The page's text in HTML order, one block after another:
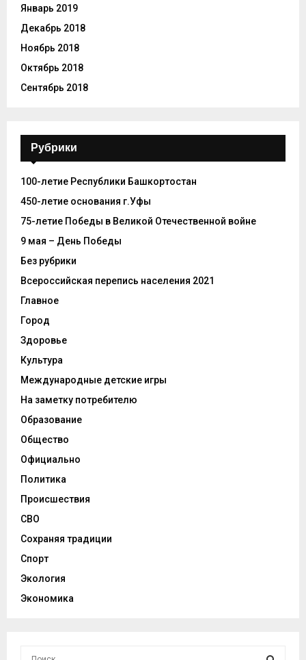
Январь 2019
Декабрь 2018
Ноябрь 2018
Октябрь 2018
Сентябрь 2018
Рубрики
100-летие Республики Башкортостан
450-летие основания г.Уфы
75-летие Победы в Великой Отечественной войне
9 мая – День Победы
Без рубрики
Всероссийская перепись населения 2021
Главное
Город
Здоровье
Культура
Международные детские игры
На заметку потребителю
Образование
Общество
Официально
Политика
Происшествия
СВО
Сохраняя традиции
Спорт
Экология
Экономика